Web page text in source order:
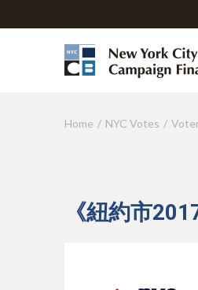
Y
Home NYC Votes
《紐約市